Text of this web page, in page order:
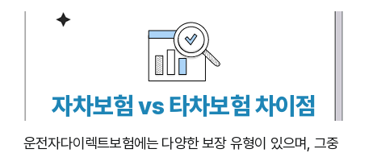
자차보험 vs 타차보험 차이점
운전자다이렉트보험에는 다양한 보장 유형이 있으며, 그중